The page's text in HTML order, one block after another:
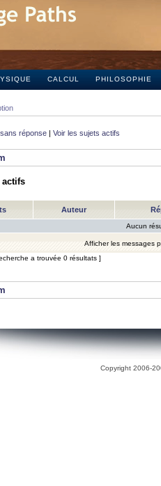
CALCUL PHILOSOPHIE
réponse | Voir les sujets actifs
actifs
Auteur
Aucun
Afficher les messages
a trouvée 0 résultats ]
Copyright 2006-